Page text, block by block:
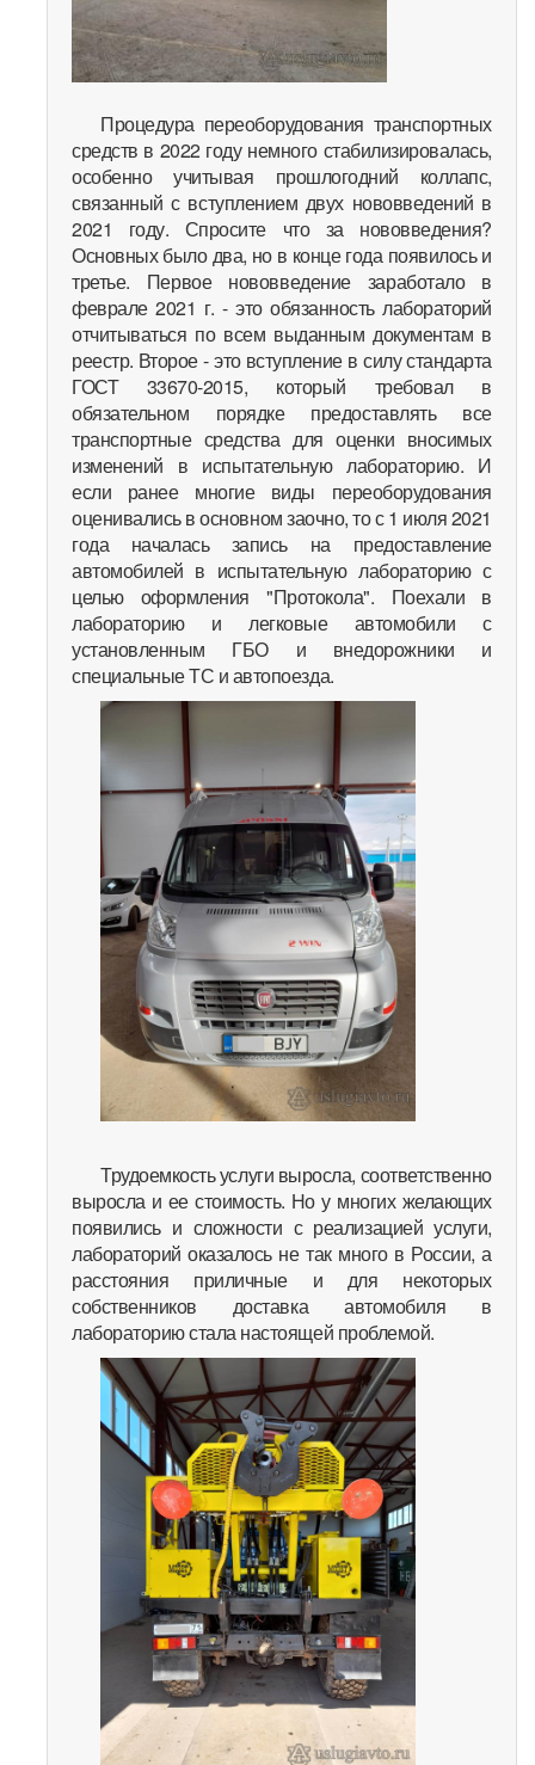
Процедура переоборудования транспортных
средств в 2022 году немного стабилизировалась,
особенно учитывая прошлогодний коллапс,
связанный с вступлением двух нововведений в
2021 году. Спросите что за нововведения?
Основных было два, но в конце года появилось и
третье. Первое нововведение заработало в
феврале 2021 г. - это обязанность лабораторий
отчитываться по всем выданным документам в
реестр. Второе - это вступление в силу стандарта
ГОСТ 33670-2015, который требовал в
обязательном порядке предоставлять все
транспортные средства для оценки вносимых
изменений в испытательную лабораторию. И
если ранее многие виды переоборудования
оценивались в основном заочно, то с 1 июля 2021
года началась запись на предоставление
автомобилей в испытательную лабораторию с
целью оформления "Протокола". Поехали в
лабораторию и легковые автомобили с
установленным ГБО и внедорожники и
специальные ТС и автопоезда.
Трудоемкость услуги выросла, соответственно
выросла и ее стоимость. Но у многих желающих
появились и сложности с реализацией услуги,
лабораторий оказалось не так много в России, а
расстояния приличные и для некоторых
собственников доставка автомобиля в
лабораторию стала настоящей проблемой.